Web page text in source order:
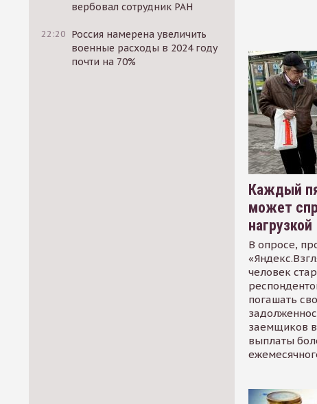
вербовал сотрудник РАН
22:20 Россия намерена увеличить
военные расходы в 2024 году
почти на 70%
Каждый
может
нагрузкой
В опросе,
человек
погашать
заемщиков
выплаты